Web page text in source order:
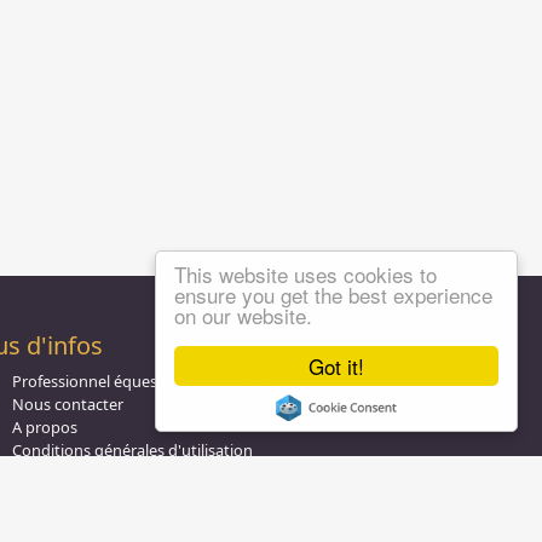
Got it!
This website uses cookies to
ensure you get the best experience
on our website.
d'infos
Professionnel équestre, Inscrivez-vous !
Nous contacter
A propos
Conditions générales d'utilisation